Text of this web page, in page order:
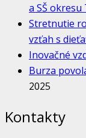
a SŠ
Stretnutie
vzťah s
Inovačné
Burza
2025
Kontakty